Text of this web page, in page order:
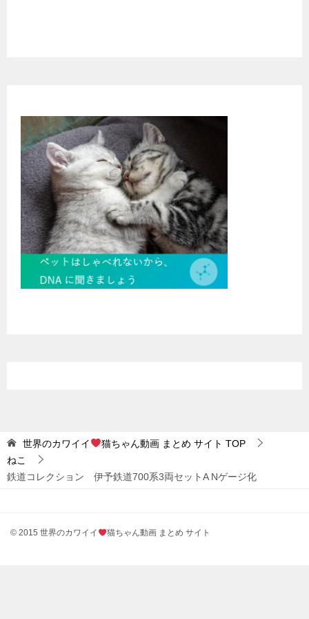
世界のカワイイ 猫ちゃん動画 まとめ サイト TOP
ねこ
鉄道コレクション 伊予鉄道700系3両セットA Nゲージ化
© 2015 世界のカワイイ 猫ちゃん動画 まとめ サイト